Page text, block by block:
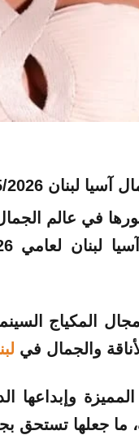
في عالم الجمال
المكياج
والجمال في
المميزة
ما جعلها تستحق